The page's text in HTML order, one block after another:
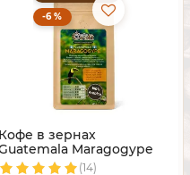
-6 %
Кофе в зернах
Maragogype
(Марагоджип)
(14)